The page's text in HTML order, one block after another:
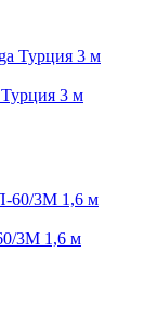
3 м
3М 1,6 м